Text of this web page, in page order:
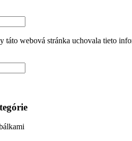
táto webová stránka uchovala tieto